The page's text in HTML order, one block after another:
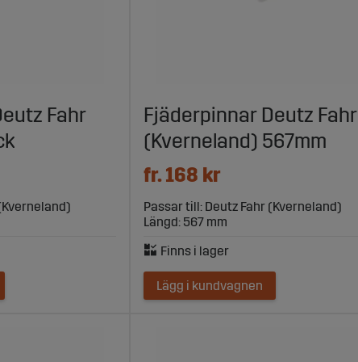
Fahr
Fjäderpinnar Deutz Fahr
(Kverneland) 567mm
fr. 168 kr
Passar till: Deutz Fahr (Kverneland)
Längd: 567 mm
Lägg i kundvagnen